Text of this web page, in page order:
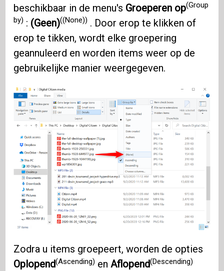
beschikbaar in de menu's Groeperen op(Group
by) : (Geen)((None)) . Door erop te klikken of
erop te tikken, wordt elke groepering
geannuleerd en worden items weer op de
gebruikelijke manier weergegeven.
Zodra u items groepeert, worden de opties
Oplopend(Ascending) enAflopend(Descending)